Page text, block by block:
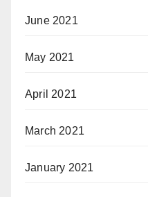
June 2021
May 2021
April 2021
March 2021
January 2021